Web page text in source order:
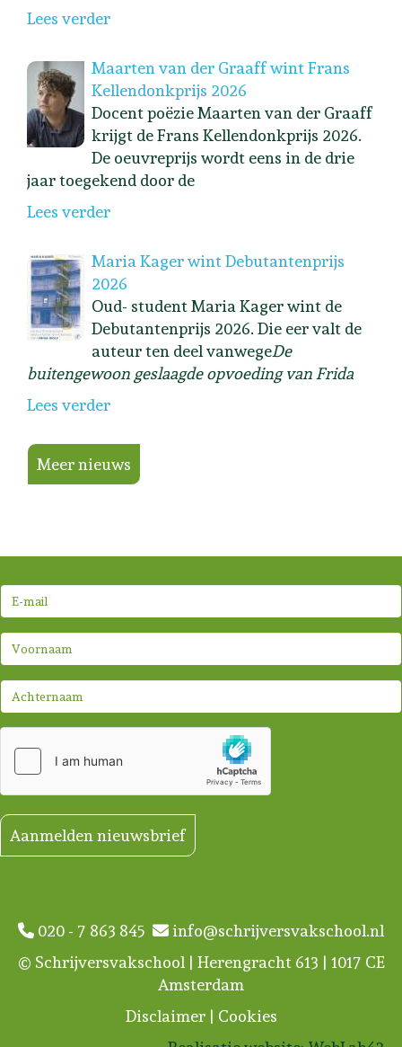
Lees verder
Maarten van der Graaff wint Frans
Kellendonkprijs 2026
Docent poëzie Maarten van der Graaff
krijgt de Frans Kellendonkprijs 2026.
De oeuvreprijs wordt eens in de drie
jaar toegekend door de
Lees verder
Maria Kager wint Debutantenprijs
2026
Oud- student Maria Kager wint de
Debutantenprijs 2026. Die eer valt de
auteur ten deel vanwegeDe
buitengewoon geslaagde opvoeding van Frida
Lees verder
Meer nieuws
Aanmelden nieuwsbrief
020 - 7 863 845
info@schrijversvakschool.nl
© Schrijversvakschool | Herengracht 613 | 1017 CE
Amsterdam
Disclaimer| Cookies